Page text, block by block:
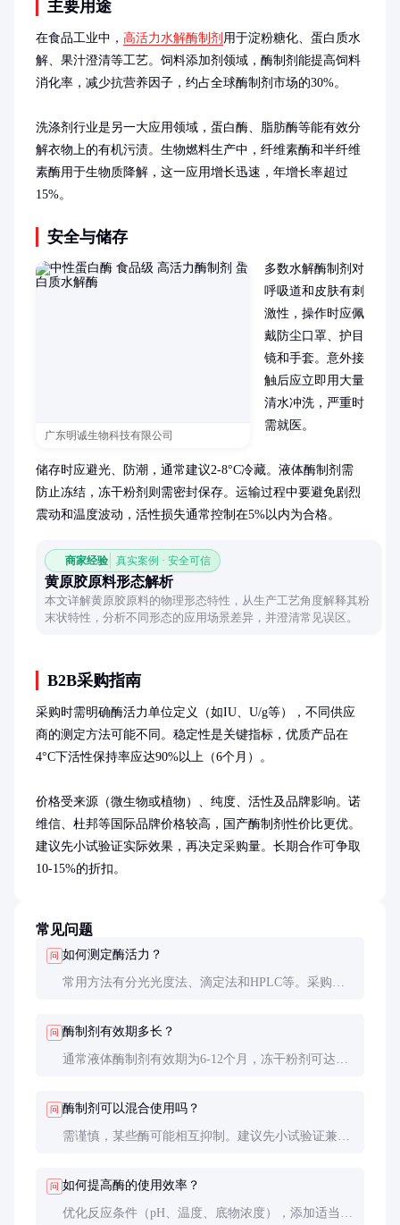
主要用途
在食品工业中， 高活力水解酶制剂 用于淀粉糖化、蛋白质水
解、果汁澄清等工艺。饲料添加剂领域，酶制剂能提高饲料
消化率，减少抗营养因子，约占全球酶制剂市场的30%。
洗涤剂行业是另一大应用领域，蛋白酶、脂肪酶等能有效分
解衣物上的有机污渍。生物燃料生产中，纤维素酶和半纤维
素酶用于生物质降解，这一应用增长迅速，年增长率超过
15%。
安全与储存
广东明诚生物科技有限公司
多数水解酶制剂对
呼吸道和皮肤有刺
激性，操作时应佩
戴防尘口罩、护目
镜和手套。意外接
触后应立即用大量
清水冲洗，严重时
需就医。
储存时应避光、防潮，通常建议2-8°C冷藏。液体酶制剂需
防止冻结，冻干粉剂则需密封保存。运输过程中要避免剧烈
震动和温度波动，活性损失通常控制在5%以内为合格。
商家经验 真实案例 · 安全可信
黄原胶原料形态解析
本文详解黄原胶原料的物理形态特性，从生产工艺角度解释其粉
末状特性，分析不同形态的应用场景差异，并澄清常见误区。
B2B采购指南
采购时需明确酶活力单位定义（如IU、U/g等），不同供应
商的测定方法可能不同。稳定性是关键指标，优质产品在
4°C下活性保持率应达90%以上（6个月）。
价格受来源（微生物或植物）、纯度、活性及品牌影响。诺
维信、杜邦等国际品牌价格较高，国产酶制剂性价比更优。
建议先小试验证实际效果，再决定采购量。长期合作可争取
10-15%的折扣。
常见问题
问 如何测定酶活力？
常用方法有分光光度法、滴定法和HPLC等。采购时
问 酶制剂有效期多长？
通常液体酶制剂有效期为6-12个月，冻干粉剂可达1-2
问 酶制剂可以混合使用吗？
需谨慎，某些酶可能相互抑制。建议先小试验证兼容
问 如何提高酶的使用效率？
优化反应条件（pH、温度、底物浓度），添加适当辅